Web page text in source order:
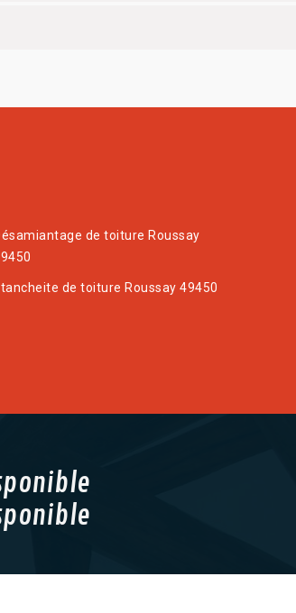
de toiture Roussay
de toiture Roussay 49450